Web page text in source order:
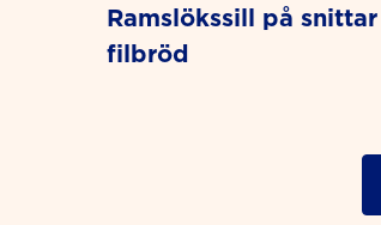
ramslökssill på snittar av
filbröd